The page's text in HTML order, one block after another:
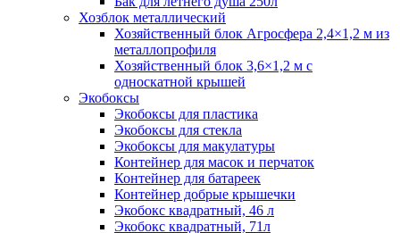
Хозблок металлический
Хозяйственный блок Агросфера 2,4×1,2 м из
металлопрофиля
Хозяйственный блок 3,6×1,2 м с
односкатной крышей
Экобоксы
Экобоксы для пластика
Экобоксы для стекла
Экобоксы для макулатуры
Контейнер для масок и перчаток
Контейнер для батареек
Контейнер добрые крышечки
Экобокс квадратный, 46 л
Экобокс квадратный, 71л